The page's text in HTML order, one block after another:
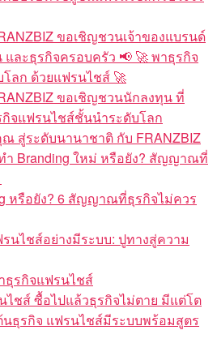
ขอเชิญชวนเจ้าของแบรนด์
ละธุรกิจครอบครัว 📢 🚀 พาธุรกิจ
ลก ด้วยแฟรนไชส์ 🚀
ขอเชิญชวนนักลงทุน ที่
กิจแฟรนไชส์ชั้นนำระดับโลก
สู่ระดับนานาชาติ กับ FRANZBIZ
ำ Branding ใหม่ หรือยัง? สัญญาณที่
หรือยัง? 6 สัญญาณที่ธุรกิจไม่ควร
นไชส์อย่างมีระบบ: ปูทางสู่ความ
ธุรกิจแฟรนไชส์
ไชส์ ซื้อไปแล้วธุรกิจไม่ตาย มีแต่โต
นธุรกิจ แฟรนไชส์มีระบบพร้อมสูตร